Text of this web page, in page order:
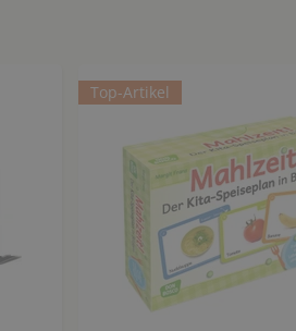
Top-Artikel